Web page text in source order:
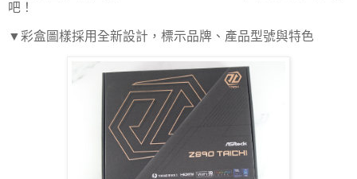
吧！
▼彩盒圖樣採用全新設計，標示品牌、產品型號與特色